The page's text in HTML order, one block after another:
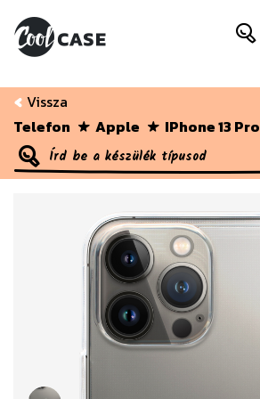
Vissza
Telefon
Apple IPhone 13 Pro